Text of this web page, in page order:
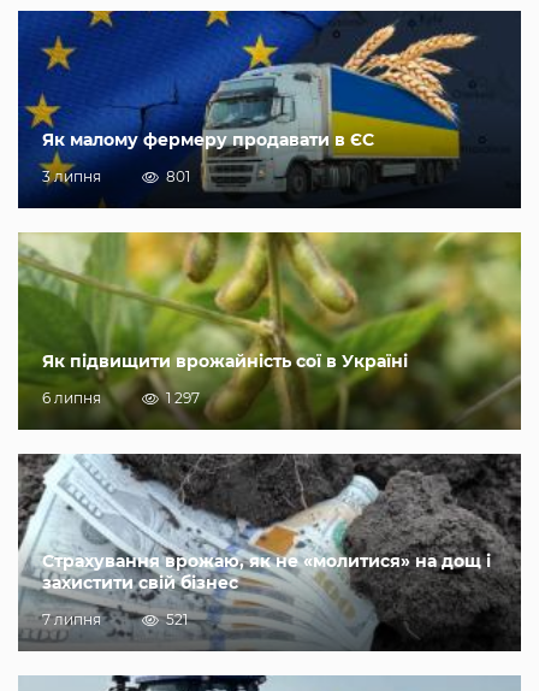
Як малому фермеру продавати в ЄС
3 липня 801
Як підвищити врожайність сої в Україні
6 липня 1 297
Страхування врожаю, як не «молитися» на дощ і
захистити свій бізнес
7 липня 521